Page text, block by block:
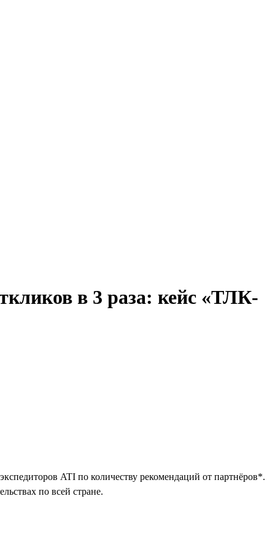
в 3 раза: кейс «ТЛК-
ATI по количеству рекомендаций от партнёров*.
по всей стране.